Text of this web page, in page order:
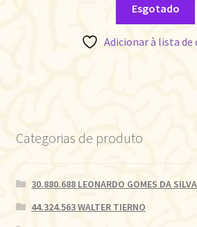
Esgotado
Adicionar à lista de
Categorias de produto
30.880.688 LEONARDO GOMES DA SILVA
44.324.563 WALTER TIERNO